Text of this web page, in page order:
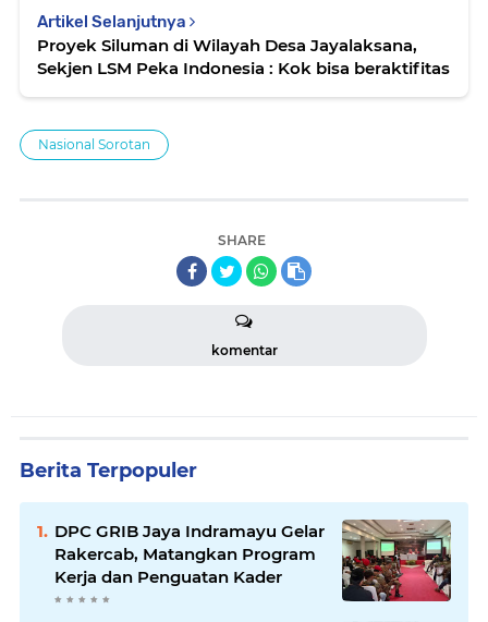
Artikel Selanjutnya
Proyek Siluman di Wilayah Desa Jayalaksana,
Sekjen LSM Peka Indonesia : Kok bisa beraktifitas
Nasional Sorotan
SHARE
komentar
Berita Terpopuler
DPC GRIB Jaya Indramayu Gelar
Rakercab, Matangkan Program
Kerja dan Penguatan Kader